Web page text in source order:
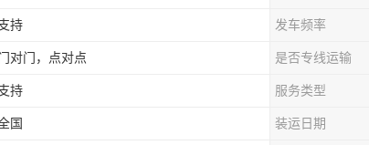
持 发车频率
对门，点对点 是否专线运输
持 服务类型
国 装运日期